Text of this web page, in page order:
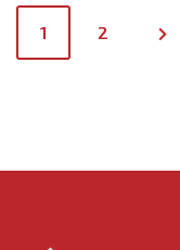
P
t
1 2